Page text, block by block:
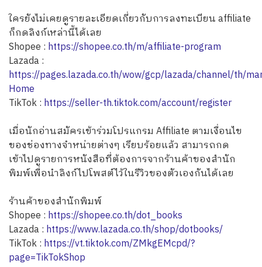
ใครยังไม่เคยดูรายละเอียดเกี่ยวกับการลงทะเบียน affiliate
ก็กดลิงก์เหล่านี้ได้เลย
Shopee : https://shopee.co.th/m/affiliate-program
Lazada :
https://pages.lazada.co.th/wow/gcp/lazada/channel/th/
Home
TikTok : https://seller-th.tiktok.com/account/register
เมื่อนักอ่านสมัครเข้าร่วมโปรแกรม Affiliate ตามเงื่อนไข
ของช่องทางจำหน่ายต่างๆ เรียบร้อยแล้ว สามารถกด
เข้าไปดูรายการหนังสือที่ต้องการจากร้านค้าของสำนัก
พิมพ์เพื่อนำลิงก์ไปโพสต์ไว้ในรีวิวของตัวเองกันได้เลย
ร้านค้าของสำนักพิมพ์
Shopee : https://shopee.co.th/dot_books
Lazada : https://www.lazada.co.th/shop/dotbooks/
TikTok : https://vt.tiktok.com/ZMkgEMcpd/?
page=TikTokShop